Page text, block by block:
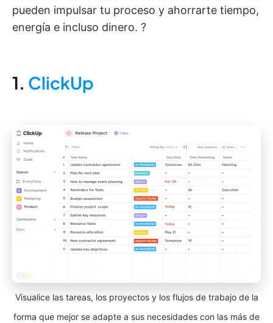
pueden impulsar tu proceso y ahorrarte tiempo,
energía e incluso dinero. ?
1. ClickUp
Visualice las tareas, los proyectos y los flujos de trabajo de la
forma que mejor se adapte a sus necesidades con las más de